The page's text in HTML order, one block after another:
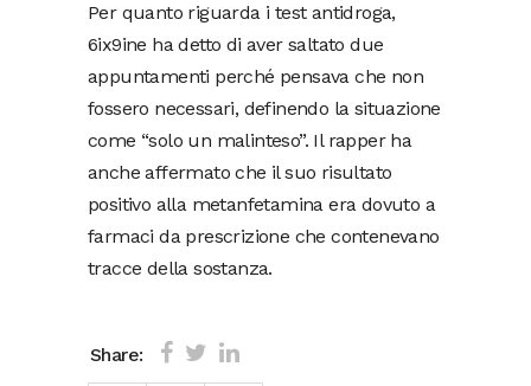
Per quanto riguarda i test antidroga,
6ix9ine ha detto di aver saltato due
appuntamenti perché pensava che non
fossero necessari, definendo la situazione
come “solo un malinteso”. Il rapper ha
anche affermato che il suo risultato
positivo alla metanfetamina era dovuto a
farmaci da prescrizione che contenevano
tracce della sostanza.
Share: